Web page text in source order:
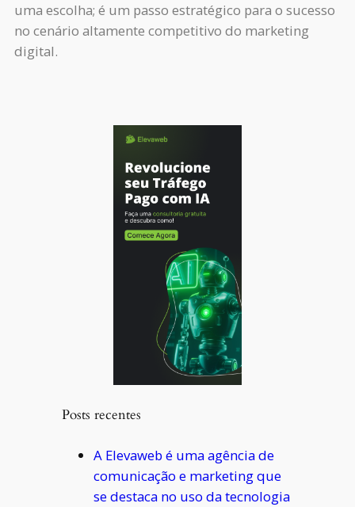
uma escolha; é um passo estratégico para o sucesso
no cenário altamente competitivo do marketing
digital.
Posts recentes
A Elevaweb é uma agência de
comunicação e marketing que
se destaca no uso da tecnologia